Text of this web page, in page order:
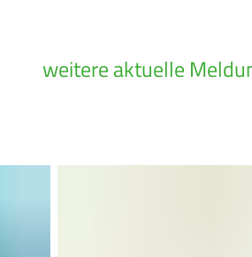
weitere aktuelle